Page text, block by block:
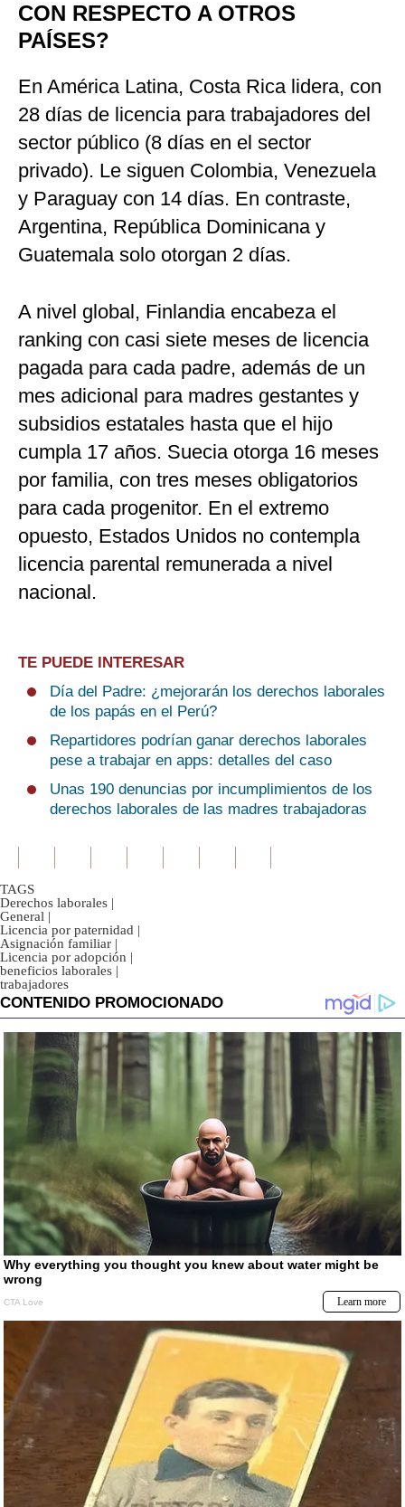
CON RESPECTO A OTROS
PAÍSES?
En América Latina, Costa Rica lidera, con
28 días de licencia para trabajadores del
sector público (8 días en el sector
privado). Le siguen Colombia, Venezuela
y Paraguay con 14 días. En contraste,
Argentina, República Dominicana y
Guatemala solo otorgan 2 días.
A nivel global, Finlandia encabeza el
ranking con casi siete meses de licencia
pagada para cada padre, además de un
mes adicional para madres gestantes y
subsidios estatales hasta que el hijo
cumpla 17 años. Suecia otorga 16 meses
por familia, con tres meses obligatorios
para cada progenitor. En el extremo
opuesto, Estados Unidos no contempla
licencia parental remunerada a nivel
nacional.
TE PUEDE INTERESAR
Día del Padre: ¿mejorarán los derechos laborales
de los papás en el Perú?
Repartidores podrían ganar derechos laborales
pese a trabajar en apps: detalles del caso
Unas 190 denuncias por incumplimientos de los
derechos laborales de las madres trabajadoras
TAGS
Derechos laborales |
General |
Licencia por paternidad |
Asignación familiar |
Licencia por adopción |
beneficios laborales |
trabajadores